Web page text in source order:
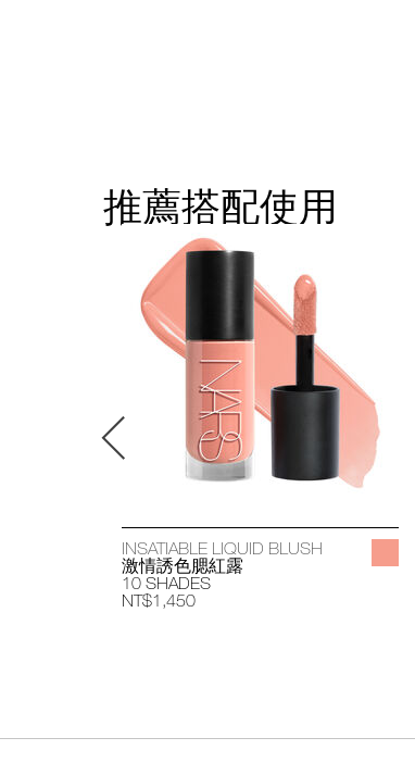
推薦搭配使用
INSATIABLE LIQUID BLUSH
激情誘色腮紅露
10 SHADES
NT$1,450